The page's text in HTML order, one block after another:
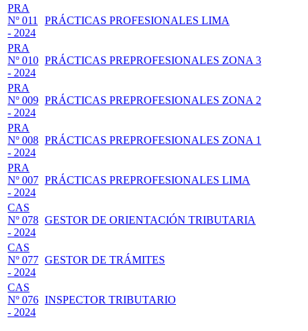
PRA
Nº 011
- 2024
PRÁCTICAS PROFESIONALES LIMA
PRA
Nº 010
- 2024
PRÁCTICAS PREPROFESIONALES ZONA 3
PRA
Nº 009
- 2024
PRÁCTICAS PREPROFESIONALES ZONA 2
PRA
Nº 008
- 2024
PRÁCTICAS PREPROFESIONALES ZONA 1
PRA
Nº 007
- 2024
PRÁCTICAS PREPROFESIONALES LIMA
CAS
Nº 078
- 2024
GESTOR DE ORIENTACIÓN TRIBUTARIA
CAS
Nº 077
- 2024
GESTOR DE TRÁMITES
CAS
Nº 076
- 2024
INSPECTOR TRIBUTARIO